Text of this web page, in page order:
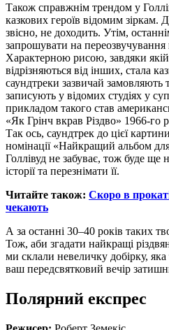
Також справжнім трендом у
казкових героїв відомим зіркам.
звісно, не доходить. Утім,
запрошувати на
Характерною рисою, завдяки
відрізняються від інших, стала
саундтреки зазвичай
записують у відомих студіях у
прикладом такого став
«Як Грінч вкрав Різдво» 1966-
Так ось, саундтрек до цієї
номінації «Найкращий альбом
Голлівуд не забуває, тож буде ще
історії та перезнімати її.
Читайте також: Скоро в
чекають
А за останні 30–40 років таких
Тож, аби згадати найкращі
ми склали невеличку добірку,
ваш передсвятковий вечір
Полярний експрес